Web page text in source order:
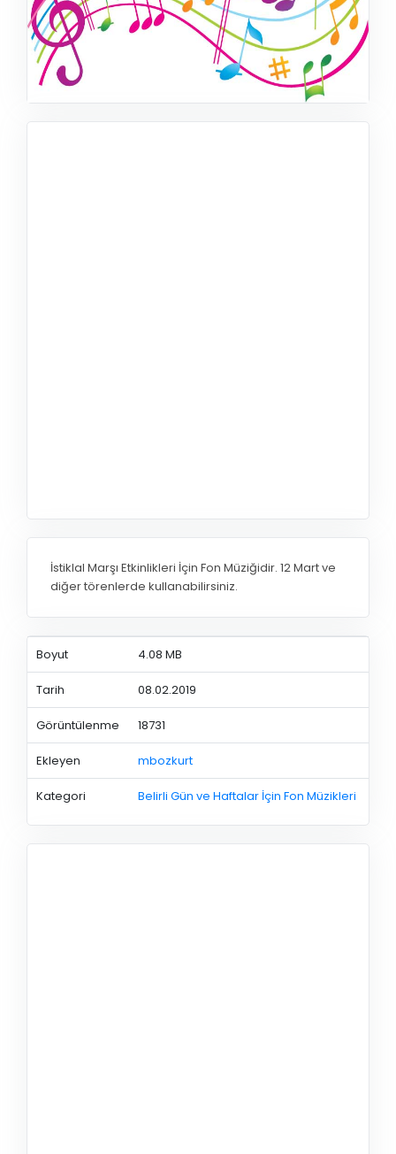
İstiklal Marşı Etkinlikleri İçin Fon Müziğidir. 12 Mart ve
diğer törenlerde kullanabilirsiniz.
Boyut 4.08 MB
Tarih 08.02.2019
Görüntülenme 18731
Ekleyen mbozkurt
Kategori Belirli Gün ve Haftalar İçin Fon Müzikleri